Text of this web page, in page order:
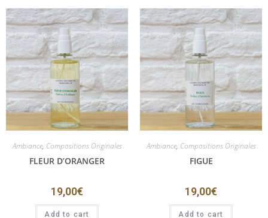
Ambiance, Compositions Originales
FLEUR D’ORANGER
19,00€
Add to cart
Ambiance, Compositions Originales
FIGUE
19,00€
Add to cart